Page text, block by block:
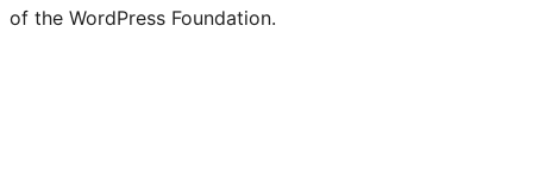
of the WordPress Foundation.